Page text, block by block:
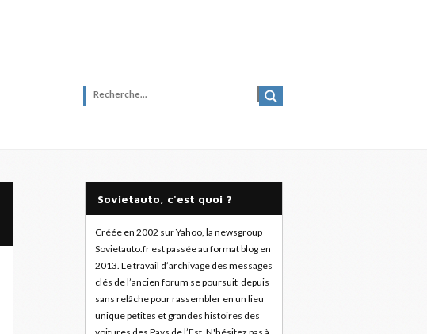
Sovietauto, c'est quoi ?
Créée en 2002 sur Yahoo, la newsgroup
Sovietauto.fr est passée au format blog en
2013. Le travail d’archivage des messages
clés de l’ancien forum se poursuit depuis
sans relâche pour rassembler en un lieu
unique petites et grandes histoires des